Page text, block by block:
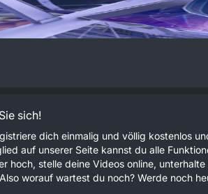
sich!
dich einmalig und völlig kostenlos
auf unserer Seite kannst du alle
hoch, stelle deine Videos online,
worauf wartest du noch? Werde noch